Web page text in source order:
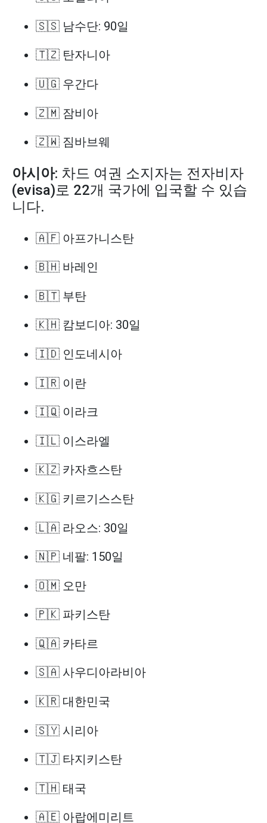
🇸🇸 남수단: 90일
🇹🇿 탄자니아
🇺🇬 우간다
🇿🇲 잠비아
🇿🇼 짐바브웨
아시아: 차드 여권 소지자는 전자비자
(evisa)로 22개 국가에 입국할 수 있습
니다.
🇦🇫 아프가니스탄
🇧🇭 바레인
🇧🇹 부탄
🇰🇭 캄보디아: 30일
🇮🇩 인도네시아
🇮🇷 이란
🇮🇶 이라크
🇮🇱 이스라엘
🇰🇿 카자흐스탄
🇰🇬 키르기스스탄
🇱🇦 라오스: 30일
🇳🇵 네팔: 150일
🇴🇲 오만
🇵🇰 파키스탄
🇶🇦 카타르
🇸🇦 사우디아라비아
🇰🇷 대한민국
🇸🇾 시리아
🇹🇯 타지키스탄
🇹🇭 태국
🇦🇪 아랍에미리트